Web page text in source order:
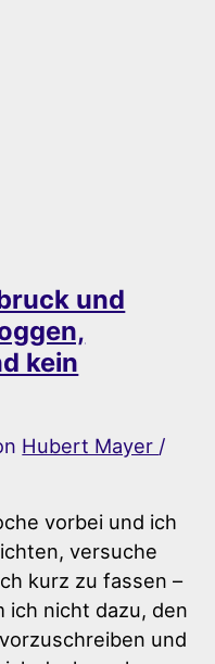
und
kein
Hubert Mayer /
vorbei und ich
versuche
kurz zu fassen –
ich nicht dazu, den
und